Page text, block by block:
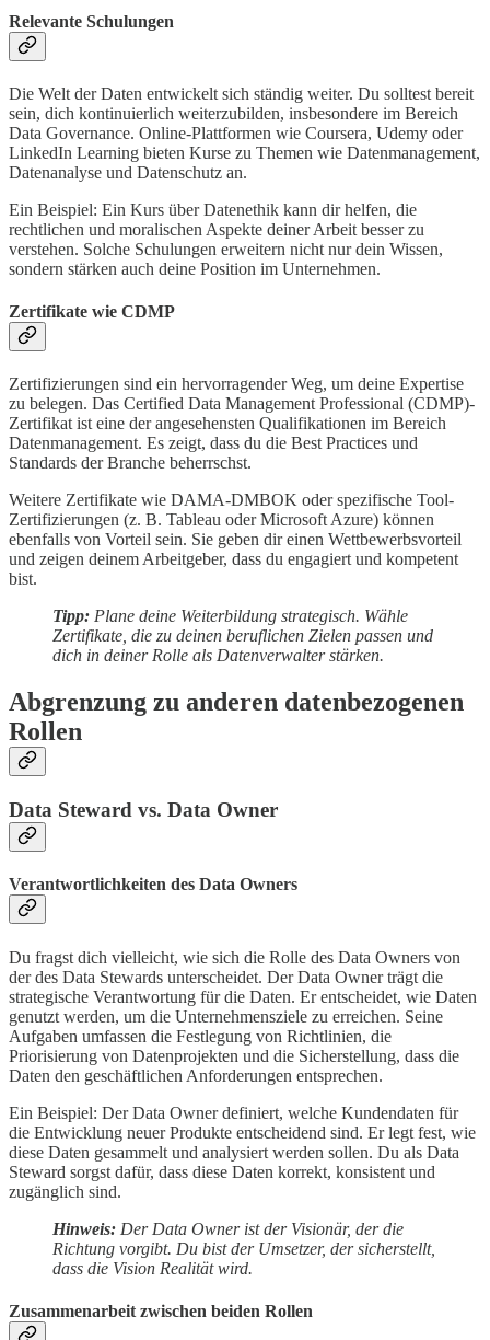
Relevante Schulungen
Die Welt der Daten entwickelt sich ständig weiter. Du solltest bereit
sein, dich kontinuierlich weiterzubilden, insbesondere im Bereich
Data Governance. Online-Plattformen wie Coursera, Udemy oder
LinkedIn Learning bieten Kurse zu Themen wie Datenmanagement,
Datenanalyse und Datenschutz an.
Ein Beispiel: Ein Kurs über Datenethik kann dir helfen, die
rechtlichen und moralischen Aspekte deiner Arbeit besser zu
verstehen. Solche Schulungen erweitern nicht nur dein Wissen,
sondern stärken auch deine Position im Unternehmen.
Zertifikate wie CDMP
Zertifizierungen sind ein hervorragender Weg, um deine Expertise
zu belegen. Das Certified Data Management Professional (CDMP)-
Zertifikat ist eine der angesehensten Qualifikationen im Bereich
Datenmanagement. Es zeigt, dass du die Best Practices und
Standards der Branche beherrschst.
Weitere Zertifikate wie DAMA-DMBOK oder spezifische Tool-
Zertifizierungen (z. B. Tableau oder Microsoft Azure) können
ebenfalls von Vorteil sein. Sie geben dir einen Wettbewerbsvorteil
und zeigen deinem Arbeitgeber, dass du engagiert und kompetent
bist.
Tipp: Plane deine Weiterbildung strategisch. Wähle
Zertifikate, die zu deinen beruflichen Zielen passen und
dich in deiner Rolle als Datenverwalter stärken.
Abgrenzung zu anderen datenbezogenen
Rollen
Data Steward vs. Data Owner
Verantwortlichkeiten des Data Owners
Du fragst dich vielleicht, wie sich die Rolle des Data Owners von
der des Data Stewards unterscheidet. Der Data Owner trägt die
strategische Verantwortung für die Daten. Er entscheidet, wie Daten
genutzt werden, um die Unternehmensziele zu erreichen. Seine
Aufgaben umfassen die Festlegung von Richtlinien, die
Priorisierung von Datenprojekten und die Sicherstellung, dass die
Daten den geschäftlichen Anforderungen entsprechen.
Ein Beispiel: Der Data Owner definiert, welche Kundendaten für
die Entwicklung neuer Produkte entscheidend sind. Er legt fest, wie
diese Daten gesammelt und analysiert werden sollen. Du als Data
Steward sorgst dafür, dass diese Daten korrekt, konsistent und
zugänglich sind.
Hinweis: Der Data Owner ist der Visionär, der die
Richtung vorgibt. Du bist der Umsetzer, der sicherstellt,
dass die Vision Realität wird.
Zusammenarbeit zwischen beiden Rollen